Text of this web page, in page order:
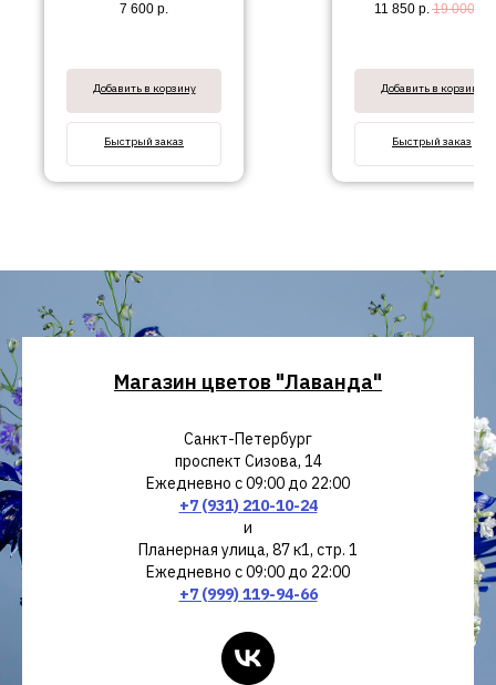
"Моника"
7 600 р.
Добавить в корзину
Быстрый заказ
классических
11 850 р. 19 000
Добавить в корзину
Быстрый заказ
Магазин цветов "Лаванда"
Санкт-Петербург
проспект Сизова, 14
Ежедневно с 09:00 до 22:00
+7 (931) 210-10-24
и
Планерная улица, 87 к1, стр. 1
Ежедневно с 09:00 до 22:00
+7 (999) 119-94-66